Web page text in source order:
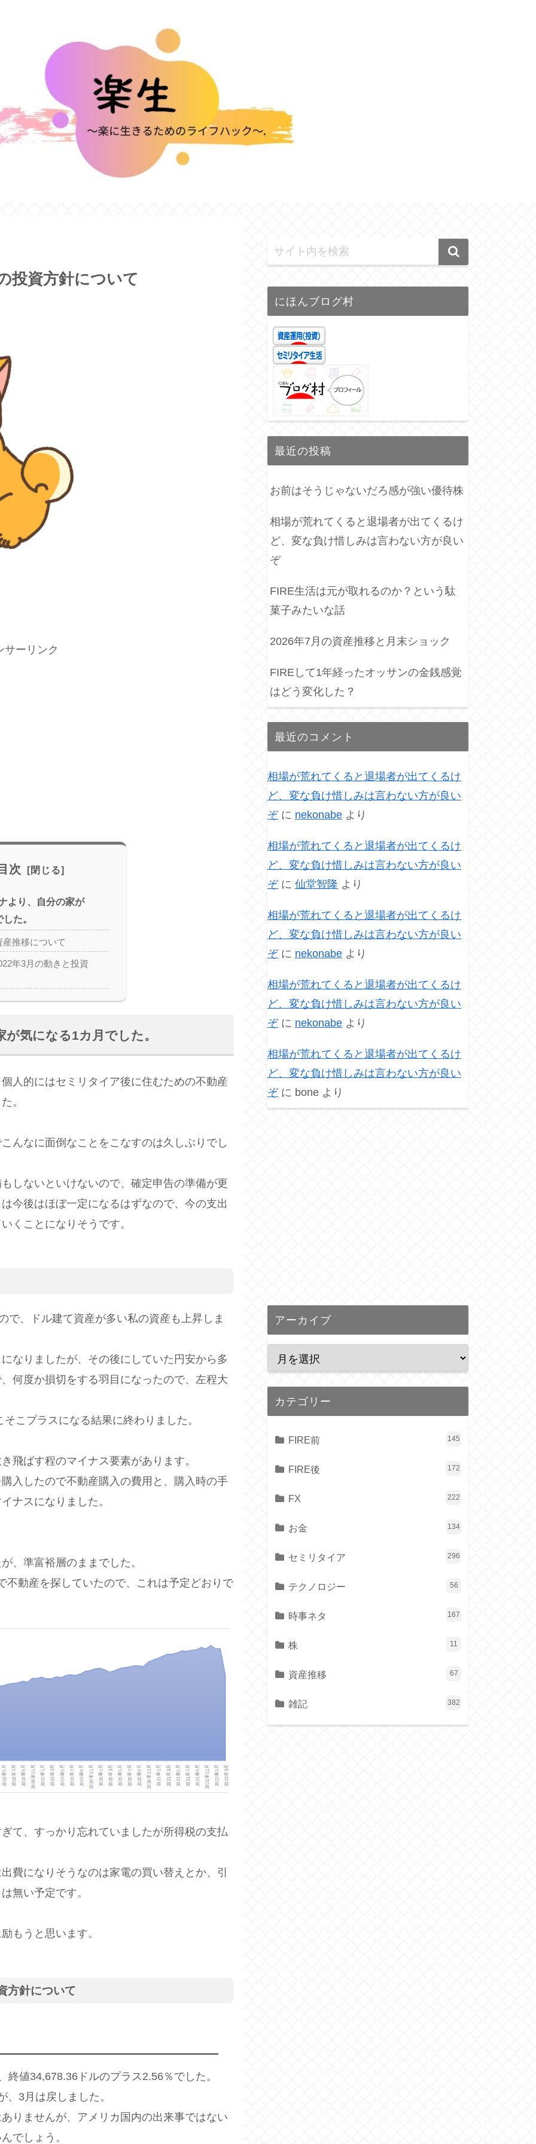
投資方針について
サーリンク
次
より、自分の家が
た。
産推移について
年3月の動きと投資
気になる1カ月でした。
人的にはセミリタイア後に住むための不動産
。
んなに面倒なことをこなすのは久しぶりでし
しないといけないので、確定申告の準備が更
今後はほぼ一定になるはずなので、今の支出
くことになりそうです。
で、ドル建て資産が多い私の資産も上昇しま
なりましたが、その後にしていた円安から多
何度か損切をする羽目になったので、左程大
こプラスになる結果に終わりました。
飛ばす程のマイナス要素があります。
入したので不動産購入の費用と、購入時の手
ナスになりました。
、準富裕層のままでした。
不動産を探していたので、これは予定どおりで
て、すっかり忘れていましたが所得税の支払
費になりそうなのは家電の買い替えとか、引
無い予定です。
もうと思います。
方針について
値34,678.36ドルのプラス2.56％でした。
3月は戻しました。
りませんが、アメリカ国内の出来事ではない
でしょう。
にほんブログ村
最近の投稿
お前はそうじゃないだろ感が強い優待株
相場が荒れてくると退場者が出てくるけ
ど、変な負け惜しみは言わない方が良い
ぞ
FIRE生活は元が取れるのか？という駄
菓子みたいな話
2026年7月の資産推移と月末ショック
FIREして1年経ったオッサンの金銭感覚
はどう変化した？
最近のコメント
相場が荒れてくると退場者が出てくるけ
ど、変な負け惜しみは言わない方が良い
ぞに nekonabe より
相場が荒れてくると退場者が出てくるけ
ど、変な負け惜しみは言わない方が良い
ぞに 仙堂智隆 より
相場が荒れてくると退場者が出てくるけ
ど、変な負け惜しみは言わない方が良い
ぞに nekonabe より
相場が荒れてくると退場者が出てくるけ
ど、変な負け惜しみは言わない方が良い
ぞに nekonabe より
相場が荒れてくると退場者が出てくるけ
ど、変な負け惜しみは言わない方が良い
ぞに bone より
アーカイブ
カテゴリー
FIRE前 145
FIRE後 172
FX 222
お金 134
セミリタイア 296
テクノロジー 56
時事ネタ 167
株 11
資産推移 67
雑記 382